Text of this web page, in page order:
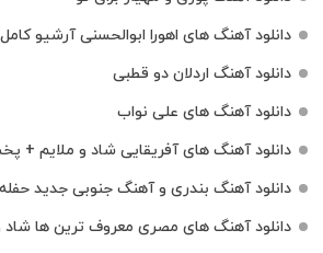
دانلود آهنگ های اهورا ابوالحسنی آرشیو کامل Mp3 اصلی
دانلود آهنگ اردلان دو قطبی
دانلود آهنگ های علی نواب
دانلود آهنگ های آفریقایی شاد و ملایم +
دانلود آهنگ بندری و آهنگ جنوبی جدید
دانلود آهنگ های مصری معروف ترین ها